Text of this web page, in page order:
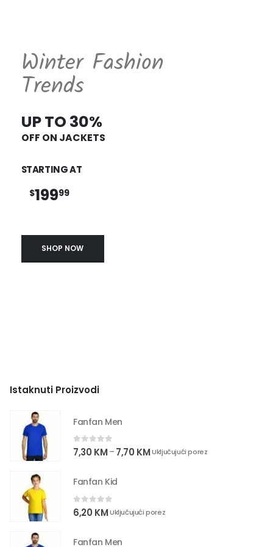
Winter Fashion
Trends
UP TO 30%
OFF ON JACKETS
STARTING AT
$19999
SHOP NOW
Istaknuti Proizvodi
Fanfan Men
0out of 5
7,30 KM– 7,70 KMUključujući porez
Fanfan Kid
0out of 5
6,20 KMUključujući porez
Fanfan Men